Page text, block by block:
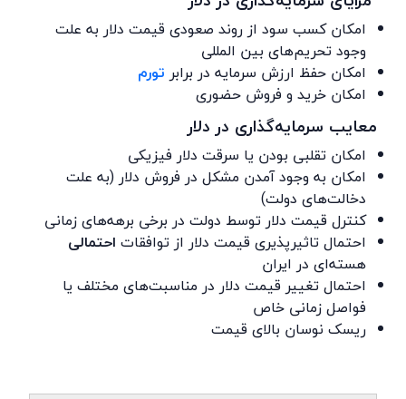
امکان کسب سود از روند صعودی قیمت دلار به علت
وجود تحریم‌های بین المللی
امکان حفظ ارزش سرمایه در برابر تورم
امکان خرید و فروش حضوری
معایب سرمایه‌گذاری در دلار
امکان تقلبی بودن یا سرقت دلار فیزیکی
امکان به وجود آمدن مشکل در فروش دلار (به علت
دخالت‌های دولت)
کنترل قیمت دلار توسط دولت در برخی برهه‌های زمانی
احتمال تاثیرپذیری قیمت دلار از توافقات احتمالی
هسته‌ای در ایران
احتمال تغییر قیمت دلار در مناسبت‌های مختلف یا
فواصل زمانی خاص
ریسک نوسان بالای قیمت